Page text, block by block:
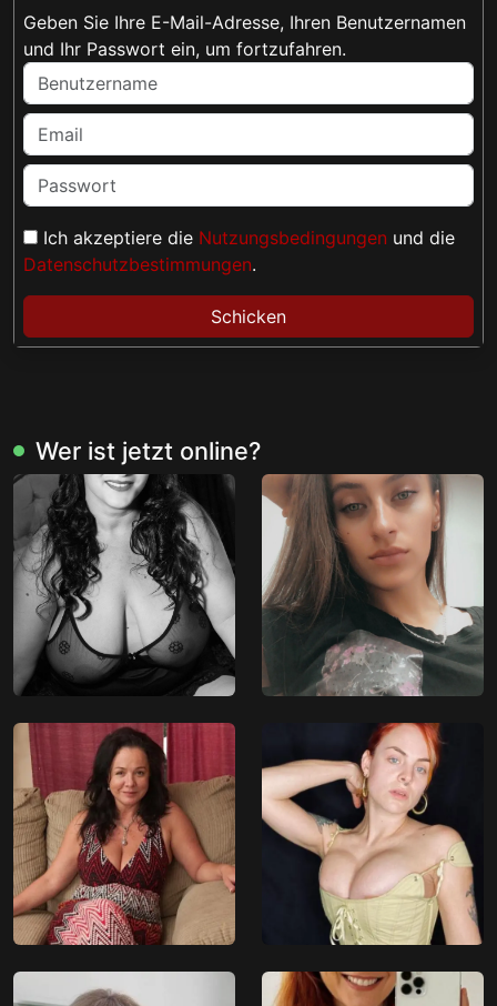
Geben Sie Ihre E-Mail-Adresse, Ihren Benutzernamen
und Ihr Passwort ein, um fortzufahren.
Ich akzeptiere die Nutzungsbedingungen und die
Datenschutzbestimmungen.
Schicken
Wer ist jetzt online?